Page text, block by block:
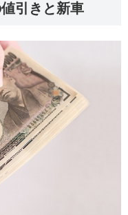
引きと新車